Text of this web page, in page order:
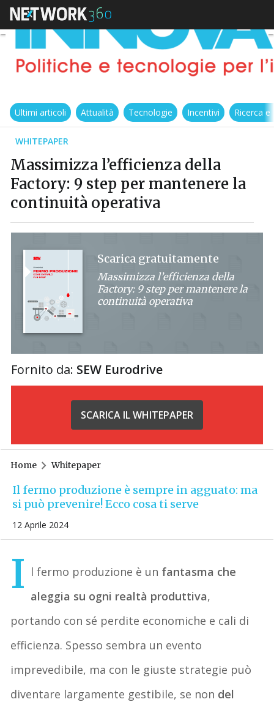
Ultimi articoli Attualità Tecnologie Incentivi Ricerca
WHITEPAPER
Massimizza l’efficienza della
Factory: 9 step per mantenere la
continuità operativa
Scarica gratuitamente
Massimizza l’efficienza della
Factory: 9 step per mantenere la
continuità operativa
Fornito da: SEW Eurodrive
SCARICA IL WHITEPAPER
Home Whitepaper
Il fermo produzione è sempre in agguato: ma
si può prevenire! Ecco cosa ti serve
12 Aprile 2024
I l fermo produzione è un fantasma che
aleggia su ogni realtà produttiva,
portando con sé perdite economiche e cali di
efficienza. Spesso sembra un evento
imprevedibile, ma con le giuste strategie può
diventare largamente gestibile, se non del